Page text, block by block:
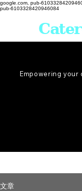
google.com, pub-
pub-6103328420946084
Empowering your
文章